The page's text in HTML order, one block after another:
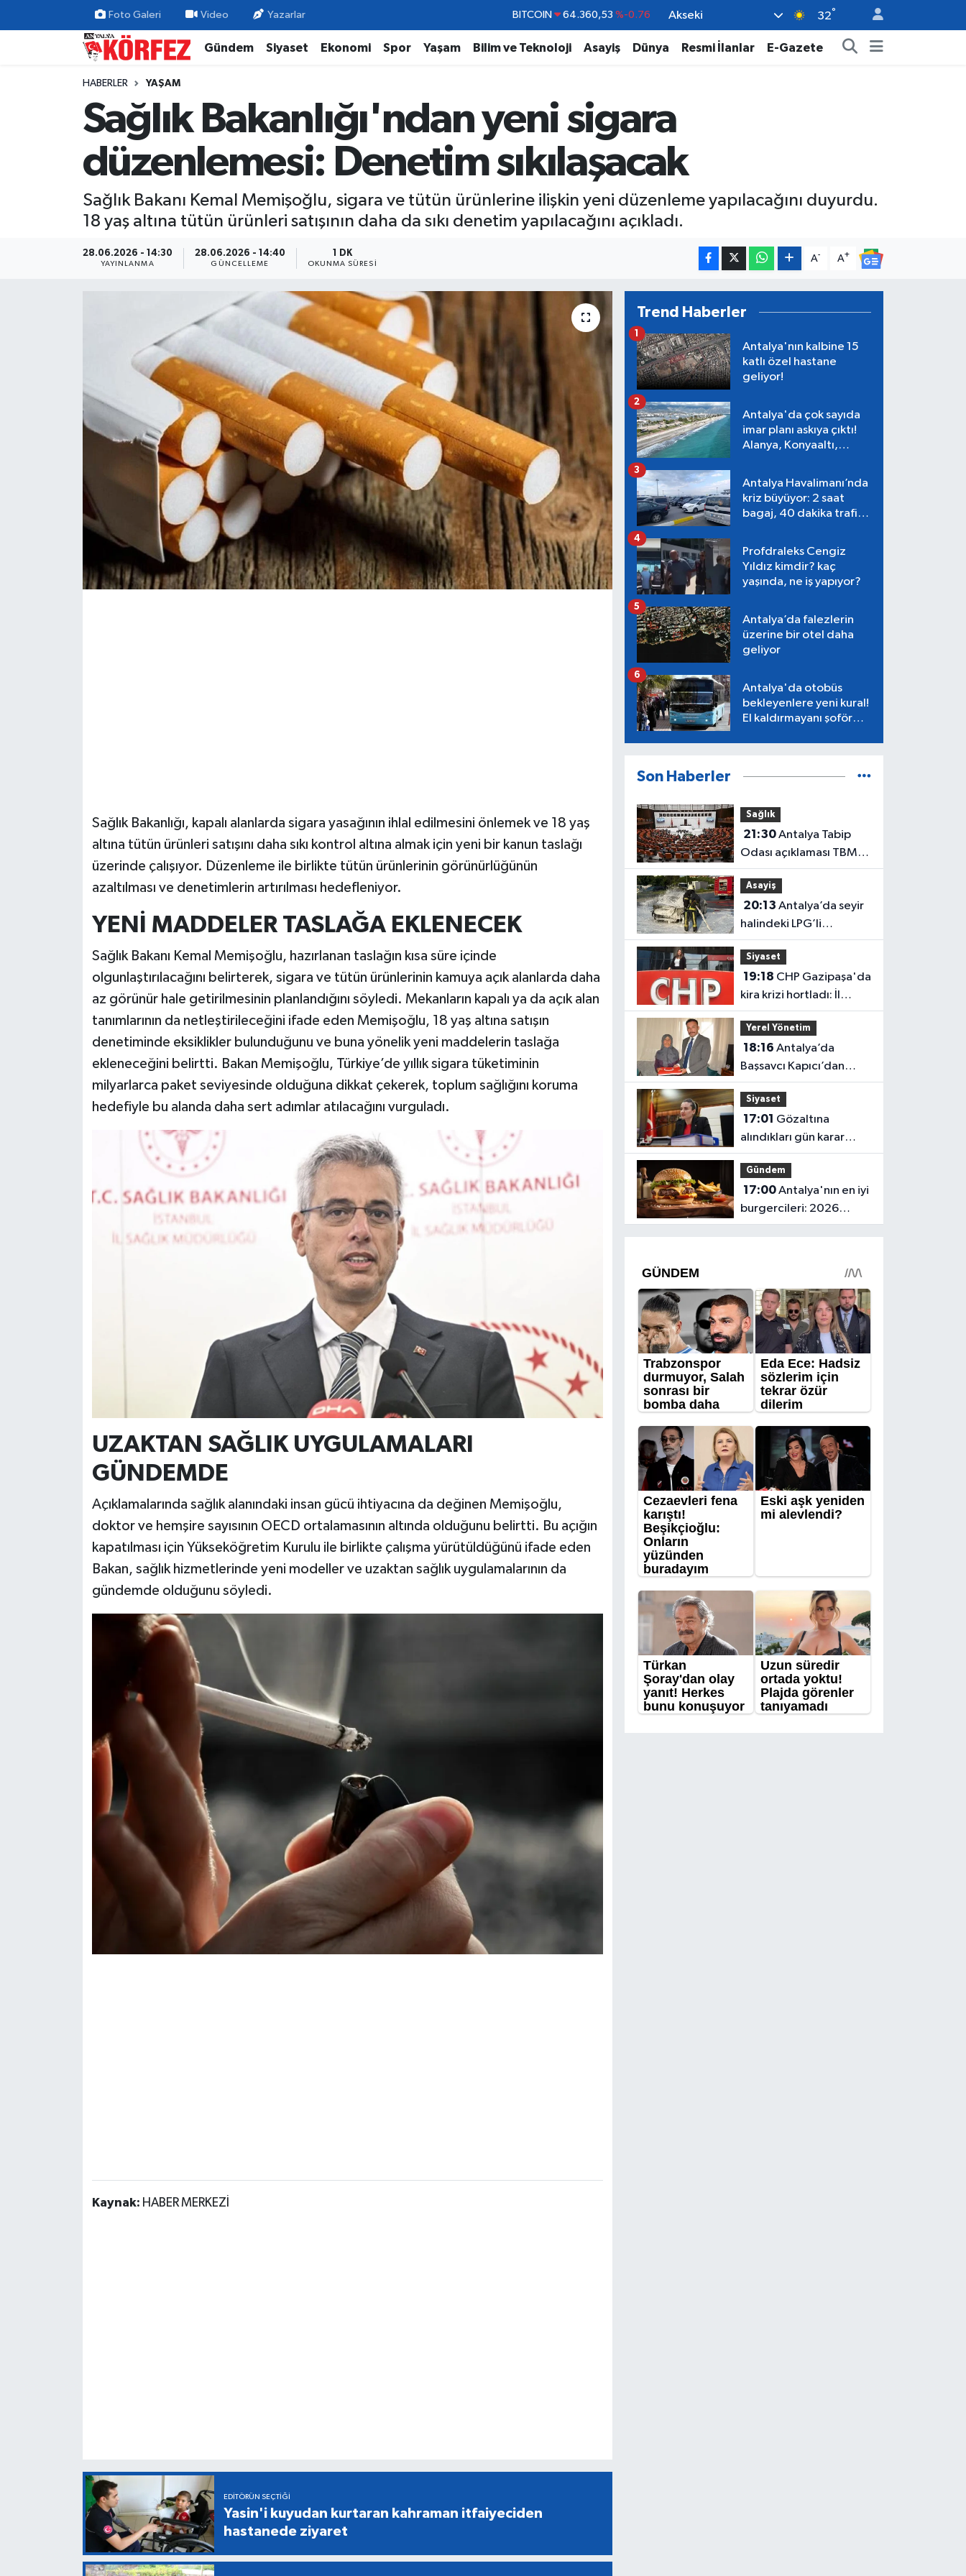
Foto Galeri Video Yazarlar DOLAR 47,7069 %0.17
EURO 55,0265 %0.01
BİST100 13.887 %64
BITCOIN 64.360,53
Akseki 32°
Gündem Siyaset Ekonomi Spor Yaşam Bilim ve Teknoloji Asayiş Dünya Resmi İlanlar E-Gazete
HABERLER YAŞAM
Sağlık Bakanlığı'ndan yeni sigara
düzenlemesi: Denetim sıkılaşacak
Sağlık Bakanı Kemal Memişoğlu, sigara ve tütün ürünlerine ilişkin yeni düzenleme yapılacağını duyurdu.
18 yaş altına tütün ürünleri satışının daha da sıkı denetim yapılacağını açıkladı.
28.06.2026 - 14:30
YAYINLANMA
28.06.2026 - 14:40
GÜNCELLEME
1 DK
OKUNMA SÜRESI
A- A+
Sağlık Bakanlığı, kapalı alanlarda sigara yasağının ihlal edilmesini önlemek ve 18 yaş
altına tütün ürünleri satışını daha sıkı kontrol altına almak için yeni bir kanun taslağı
üzerinde çalışıyor. Düzenleme ile birlikte tütün ürünlerinin görünürlüğünün
azaltılması ve denetimlerin artırılması hedefleniyor.
YENİ MADDELER TASLAĞA EKLENECEK
Sağlık Bakanı Kemal Memişoğlu, hazırlanan taslağın kısa süre içinde
olgunlaştırılacağını belirterek, sigara ve tütün ürünlerinin kamuya açık alanlarda daha
az görünür hale getirilmesinin planlandığını söyledi. Mekanların kapalı ya da açık alan
tanımlarının da netleştirileceğini ifade eden Memişoğlu, 18 yaş altına satışın
denetiminde eksiklikler bulunduğunu ve buna yönelik yeni maddelerin taslağa
ekleneceğini belirtti. Bakan Memişoğlu, Türkiye’de yıllık sigara tüketiminin
milyarlarca paket seviyesinde olduğuna dikkat çekerek, toplum sağlığını koruma
hedefiyle bu alanda daha sert adımlar atılacağını vurguladı.
UZAKTAN SAĞLIK UYGULAMALARI
GÜNDEMDE
Açıklamalarında sağlık alanındaki insan gücü ihtiyacına da değinen Memişoğlu,
doktor ve hemşire sayısının OECD ortalamasının altında olduğunu belirtti. Bu açığın
kapatılması için Yükseköğretim Kurulu ile birlikte çalışma yürütüldüğünü ifade eden
Bakan, sağlık hizmetlerinde yeni modeller ve uzaktan sağlık uygulamalarının da
gündemde olduğunu söyledi.
Kaynak: HABER MERKEZİ
EDITÖRÜN SEÇTIĞI
Yasin'i kuyudan kurtaran kahraman itfaiyeciden
hastanede ziyaret
Trend Haberler
Antalya'nın kalbine 15
katlı özel hastane
geliyor!
1
Antalya'da çok sayıda
imar planı askıya çıktı!
Alanya, Konyaaltı,
2
Antalya Havalimanı’nda
kriz büyüyor: 2 saat
bagaj, 40 dakika trafik,
3
Profdraleks Cengiz
Yıldız kimdir? kaç
yaşında, ne iş yapıyor?
4
Antalya’da falezlerin
üzerine bir otel daha
geliyor
5
Antalya'da otobüs
bekleyenlere yeni kural!
El kaldırmayanı şoför
6
Son Haberler
Sağlık
21:30Antalya Tabip
Odası açıklaması TBMM
gündeminde
Asayiş
20:13
halindeki LPG’li
otomobil alev aldı: 4
yaralı
Siyaset
19:18
kira krizi hortladı: İl
Başkanlığı mahkemeye
gitti
Yerel Yönetim
18:16
Başsavcı Kapıcı’dan
şehit annesi Aysel
Belen’e anlamlı ziyaret
Siyaset
17:01
alındıkları gün karar
verilmiş! Büşra
Özdemir'in oluru ortaya
çıktı
Gündem
17:00Antalya'nın en iyi
burgercileri: 2026
fiyatları
Gündem
Yerel Yönetim
Ekonomi
Magazin
Kültür ve Sanat
Sivil Toplum
Nöbetçi Eczaneler
Trafik Durumu
Süper Lig Puan Durumu ve Fikstür
Tüm Manşetler